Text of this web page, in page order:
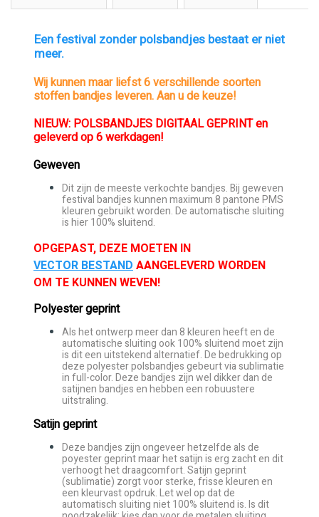
Een festival zonder polsbandjes bestaat er niet
meer.
Wij kunnen maar liefst 6 verschillende soorten
stoffen bandjes leveren. Aan u de keuze!
NIEUW: POLSBANDJES DIGITAAL GEPRINT en
geleverd op 6 werkdagen!
Geweven
Dit zijn de meeste verkochte bandjes. Bij geweven
festival bandjes kunnen maximum 8 pantone PMS
kleuren gebruikt worden. De automatische sluiting
is hier 100% sluitend.
OPGEPAST, DEZE MOETEN IN
VECTOR BESTAND AANGELEVERD WORDEN
OM TE KUNNEN WEVEN!
Polyester geprint
Als het ontwerp meer dan 8 kleuren heeft en de
automatische sluiting ook 100% sluitend moet zijn
is dit een uitstekend alternatief. De bedrukking op
deze polyester polsbandjes gebeurt via sublimatie
in full-color. Deze bandjes zijn wel dikker dan de
satijnen bandjes en hebben een robuustere
uitstraling.
Satijn geprint
Deze bandjes zijn ongeveer hetzelfde als de
poyester geprint maar het satijn is erg zacht en dit
verhoogt het draagcomfort. Satijn geprint
(sublimatie) zorgt voor sterke, frisse kleuren en
een kleurvast opdruk. Let wel op dat de
automatisch sluiting niet 100% sluitend is. Is dit